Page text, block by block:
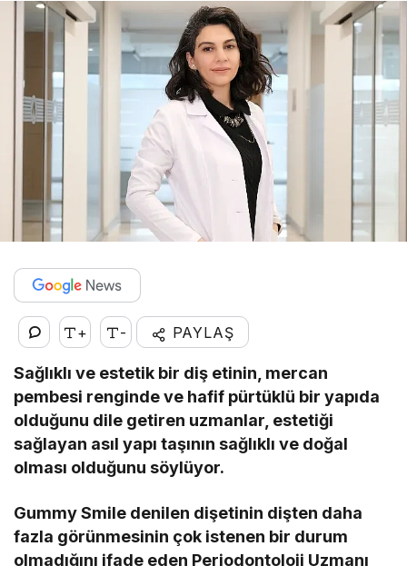
+ - PAYLAŞ
Sağlıklı ve estetik bir diş etinin, mercan
pembesi renginde ve hafif pürtüklü bir yapıda
olduğunu dile getiren uzmanlar, estetiği
sağlayan asıl yapı taşının sağlıklı ve doğal
olması olduğunu söylüyor.
Gummy Smile denilen dişetinin dişten daha
fazla görünmesinin çok istenen bir durum
olmadığını ifade eden Periodontoloji Uzmanı